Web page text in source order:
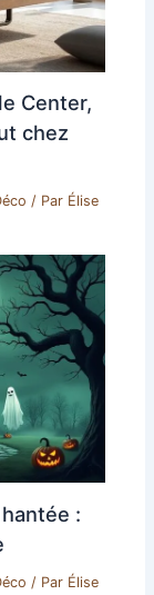
Center,
chez
/ Par Élise
:
/ Par Élise